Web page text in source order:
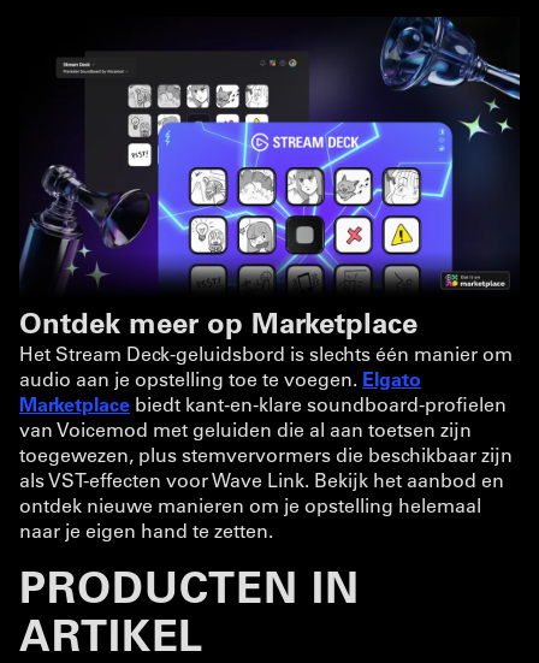
Ontdek meer op Marketplace
Het Stream Deck-geluidsbord is slechts één manier om
audio aan je opstelling toe te voegen. Elgato
Marketplace biedt kant-en-klare soundboard-profielen
van Voicemod met geluiden die al aan toetsen zijn
toegewezen, plus stemvervormers die beschikbaar zijn
als VST-effecten voor Wave Link. Bekijk het aanbod en
ontdek nieuwe manieren om je opstelling helemaal
naar je eigen hand te zetten.
PRODUCTEN IN
ARTIKEL